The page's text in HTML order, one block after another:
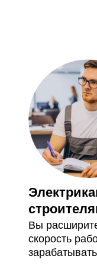
Вы
скорость
зарабатывать